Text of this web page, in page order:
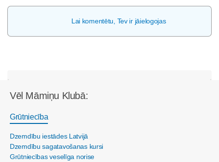
Lai komentētu, Tev ir jāielogojas
Vēl Māmiņu Klubā:
Grūtniecība
Dzemdību iestādes Latvijā
Dzemdību sagatavošanas kursi
Grūtniecības veselīga norise